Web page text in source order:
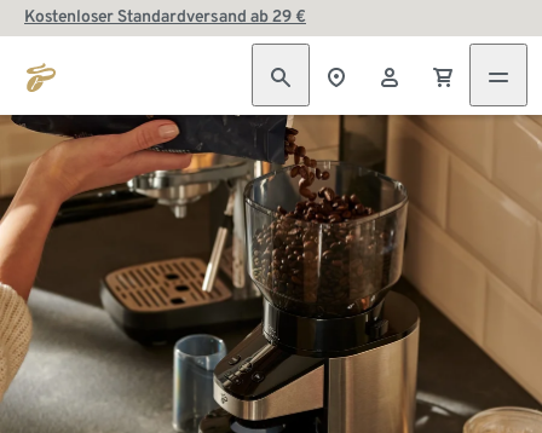
Kostenloser Standardversand ab 29 €